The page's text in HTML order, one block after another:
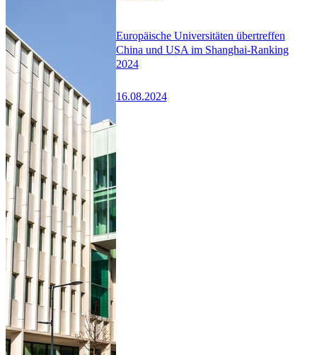
Europäische Universitäten übertreffen
China und USA im Shanghai-Ranking
2024
16.08.2024